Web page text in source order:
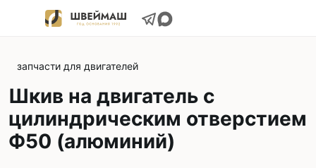
запчасти для двигателей
Шкив на двигатель с
цилиндрическим отверстием
Ф50 (алюминий)